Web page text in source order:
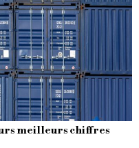
meilleurs chiffres